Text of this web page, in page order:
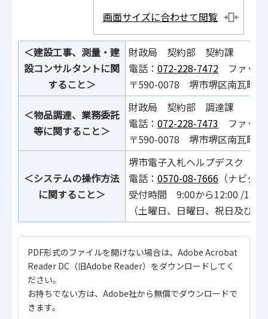
画面サイズに合わせて閲覧
＜建設工事、測量・建
設コンサルタントに関
すること＞
財政局 契約部 契約課
電話： 072-228-7472 ファッ
〒590-0078 堺市堺区南瓦町3
＜物品調達、業務委託
等に関すること＞
財政局 契約部 調達課
電話： 072-228-7473 ファッ
〒590-0078 堺市堺区南瓦町3
＜システムの操作方法
に関すること＞
堺市電子入札ヘルプデスク
電話： 0570-08-7666 （ナビダ
受付時間 9:00から12:00 /
（土曜日、日曜日、祝日及び
PDF形式のファイルを開けない場合は、Adobe Acrobat
Reader DC（旧Adobe Reader）をダウンロードしてく
ださい。
お持ちでない方は、Adobe社から無償でダウンロードで
きます。